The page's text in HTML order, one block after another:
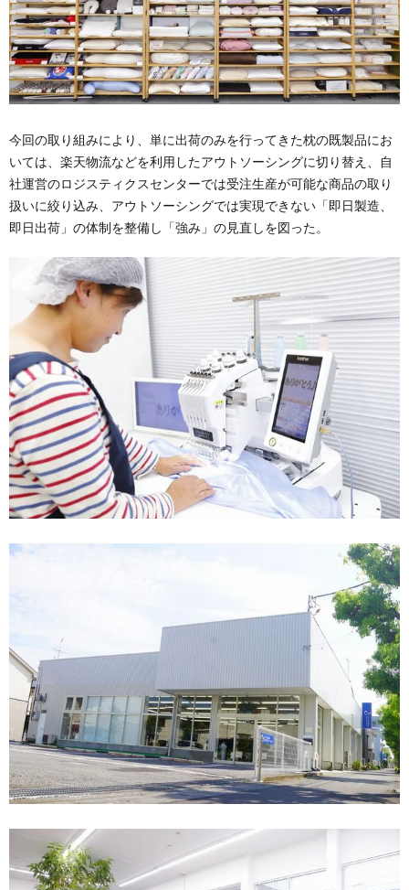
今回の取り組みにより、単に出荷のみを行ってきた枕の既製品にお
いては、楽天物流などを利用したアウトソーシングに切り替え、自
社運営のロジスティクスセンターでは受注生産が可能な商品の取り
扱いに絞り込み、アウトソーシングでは実現できない「即日製造、
即日出荷」の体制を整備し「強み」の見直しを図った。